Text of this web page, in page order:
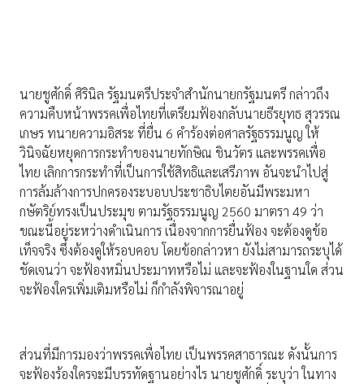
นายชูศักดิ์ ศิรินิล รัฐมนตรีประจำสำนักนายกรัฐมนตรี กล่าวถึง
ความคืบหน้าพรรคเพื่อไทยที่เตรียมฟ้องกลับนายธีรยุทธ สุวรรณ
เกษร ทนายความอิสระ ที่ยื่น 6 คำร้องต่อศาลรัฐธรรมนูญ ให้
วินิจฉัยหยุดการกระทำของนายทักษิณ ชินวัตร และพรรคเพื่อ
ไทย เลิกการกระทำที่เป็นการใช้สิทธิและเสรีภาพ อันจะนำไปสู่
การล้มล้างการปกครองระบอบประชาธิบไตยอันมีพระมหา
กษัตริย์ทรงเป็นประมุข ตามรัฐธรรมนูญ 2560 มาตรา 49 ว่า
ขณะนี้อยู่ระหว่างดำเนินการ เนื่องจากการยื่นฟ้อง จะต้องดูข้อ
เท็จจริง ซึ่งต้องดูให้รอบคอบ โดยข้อกล่าวหา ยังไม่สามารถระบุได้
ชัดเจนว่า จะฟ้องหมิ่นประมาทหรือไม่ และจะฟ้องในฐานใด ส่วน
จะฟ้องใครเพิ่มเติมหรือไม่ ก็กำลังพิจารณาอยู่
ส่วนที่มีการมองว่าพรรคเพื่อไทย เป็นพรรคสาธารณะ ดังนั้นการ
จะฟ้องร้องใครจะมีบรรทัดฐานอย่างไร นายชูศักดิ์ ระบุว่า ในทาง